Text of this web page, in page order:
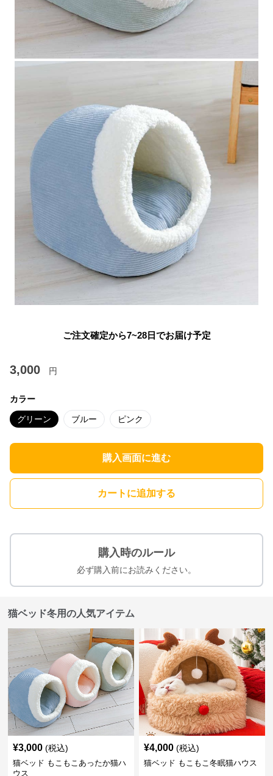
ご注文確定から7~28日でお届け予定
3,000 円
カラー
グリーン ブルー ピンク
購入画面に進む
カートに追加する
購入時のルール
必ず購入前にお読みください。
猫ベッド冬用の人気アイテム
¥3,000 (税込)
猫ベッド もこもこあったか猫ハ
ウス
¥4,000 (税込)
猫ベッド もこもこ冬眠猫ハウス